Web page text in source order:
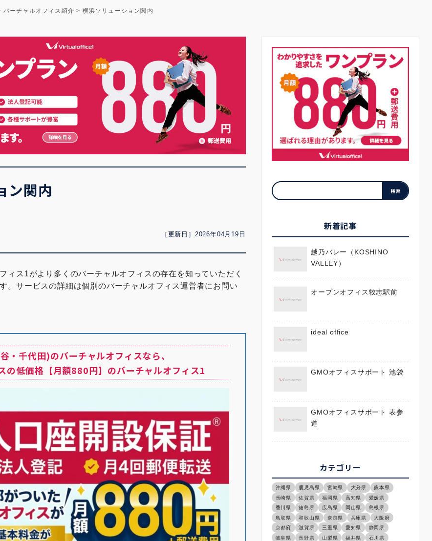
バーチャルオフィス紹介 > 横浜ソリューション関内
ン関内
［更新日］2026年04月19日
ィス1がより多くのバーチャルオフィスの存在を知っていただく
。サービスの詳細は個別のバーチャルオフィス運営者にお問い
・千代田)のバーチャルオフィスなら、
の低価格【月額880円】のバーチャルオフィス1
新着記事
越乃バレー（KOSHINO
VALLEY）
オープンオフィス牧志駅前
ideal office
GMOオフィスサポート 池袋
GMOオフィスサポート 表参
道
カテゴリー
沖縄県 鹿児島県 宮崎県 大分県
熊本県
長崎県
佐賀県 福岡県 高知県
愛媛県
香川県
徳島県 広島県 岡山県
島根県
鳥取県
和歌山県 奈良県 兵庫県
大阪府
京都府
滋賀県 三重県 愛知県
静岡県
岐阜県
長野県 山梨県 福井県
石川県